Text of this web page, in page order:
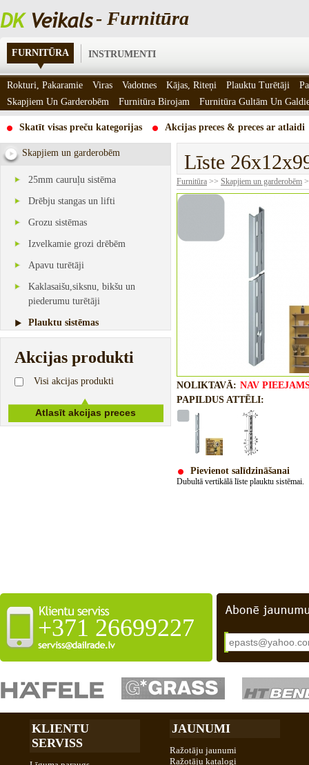
- Furnitūra
FURNITŪRA INSTRUMENTI
Skatīt visas preču kategorijas Akcijas preces & preces ar atlaidi
Skapjiem un garderobēm
25mm cauruļu sistēma
Drēbju stangas un lifti
Grozu sistēmas
Izvelkamie grozi drēbēm
Apavu turētāji
Kaklasaišu,siksnu, bikšu un
piederumu turētāji
Plauktu sistēmas
Akcijas produkti
Visi akcijas produkti
Līste
Furnitūra >> Skapjiem un garderobēm
NOLIKTAVĀ: NAV
PAPILDUS ATTĒLI:
Pievienot salīdzināšanai
Dubultā vertikālā līste plauktu sistēmai.
+371 26699227
Rokturi, Pakaramie Viras Vadotnes Kājas, Riteņi Plauktu Turētāji
Skapjiem Un Garderobēm
Furnitūra Birojam Furnitūra Gultām Un
KLIENTU
SERVISS
JAUNUMI
Ražotāju jaunumi
Ražotāju katalogi